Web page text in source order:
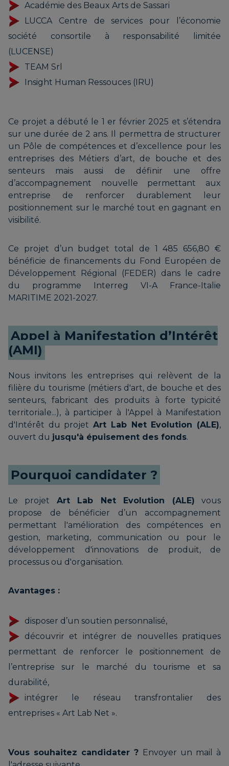
Académie des Beaux Arts de Sassari
LUCCA Centre de services pour l’économie
société consortile à responsabilité limitée
(LUCENSE)
TEAM Srl
Insight Human Ressouces (IRU)
Ce projet a débuté le 1 er février 2025 et s’étendra
sur une durée de 2 ans. Il permettra de structurer
un Pôle de compétences et d’excellence pour les
entreprises des Métiers d’art, de bouche et des
senteurs mais aussi de définir une offre
d’accompagnement nouvelle permettant aux
entreprise de renforcer durablement leur
positionnement sur le marché tout en gagnant en
visibilité.
Ce projet d’un budget total de 1 485 656,80 €
bénéficie de financements du Fond Européen de
Développement Régional (FEDER) dans le cadre
du programme Interreg VI-A France-Italie
MARITIME 2021-2027.
Appel à Manifestation d’Intérêt
(AMI)
Nous invitons les entreprises qui relèvent de la
filière du tourisme (métiers d'art, de bouche et des
senteurs, fabricant des produits à forte typicité
territoriale...), à participer à l'Appel à Manifestation
d'Intérêt du projetArt Lab Net Evolution (ALE),
ouvert du jusqu'à épuisement des fonds.
Pourquoi candidater ?
Le projet Art Lab Net Evolution (ALE) vous
propose de bénéficier d’un accompagnement
permettant l'amélioration des compétences en
gestion, marketing, communication ou pour le
développement d'innovations de produit, de
processus ou d'organisation.
Avantages :
disposer d’un soutien personnalisé,
découvrir et intégrer de nouvelles pratiques
permettant de renforcer le positionnement de
l’entreprise sur le marché du tourisme et sa
durabilité,
intégrer le réseau transfrontalier des
entreprises « Art Lab Net ».
Vous souhaitez candidater ? Envoyer un mail à